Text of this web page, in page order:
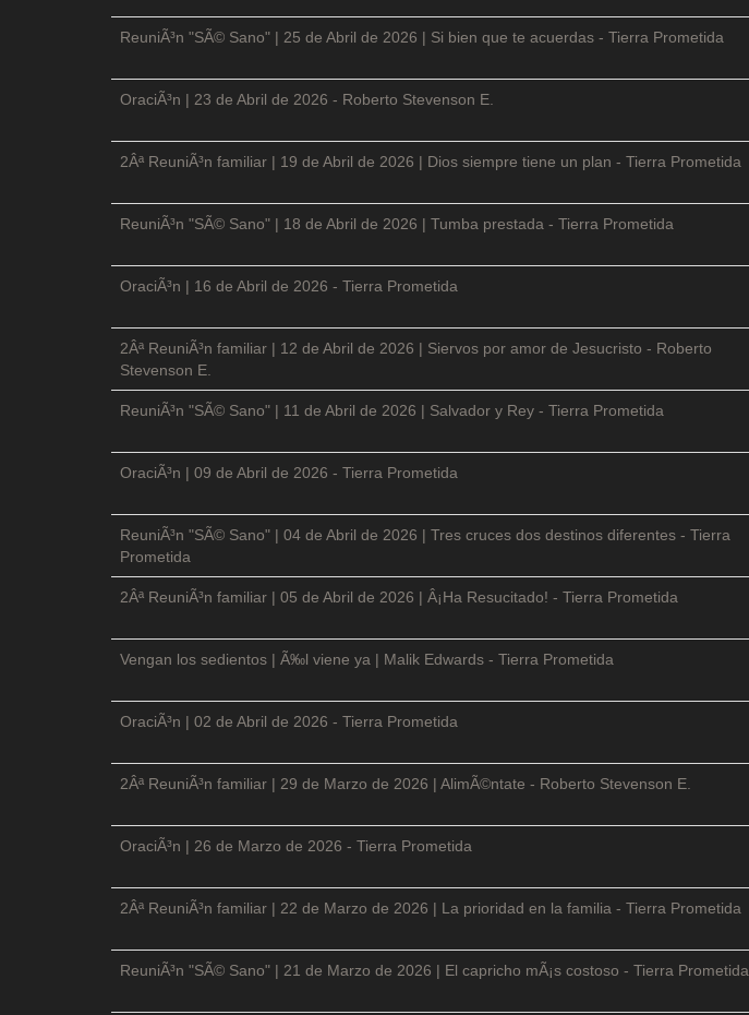
ReuniÃ³n "SÃ© Sano" | 25 de Abril de 2026 | Si bien que te acuerdas - Tierra Prometida
OraciÃ³n | 23 de Abril de 2026 - Roberto Stevenson E.
2Âª ReuniÃ³n familiar | 19 de Abril de 2026 | Dios siempre tiene un plan - Tierra Prometida
ReuniÃ³n "SÃ© Sano" | 18 de Abril de 2026 | Tumba prestada - Tierra Prometida
OraciÃ³n | 16 de Abril de 2026 - Tierra Prometida
2Âª ReuniÃ³n familiar | 12 de Abril de 2026 | Siervos por amor de Jesucristo - Roberto
Stevenson E.
ReuniÃ³n "SÃ© Sano" | 11 de Abril de 2026 | Salvador y Rey - Tierra Prometida
OraciÃ³n | 09 de Abril de 2026 - Tierra Prometida
ReuniÃ³n "SÃ© Sano" | 04 de Abril de 2026 | Tres cruces dos destinos diferentes - Tierra
Prometida
2Âª ReuniÃ³n familiar | 05 de Abril de 2026 | Â¡Ha Resucitado! - Tierra Prometida
Vengan los sedientos | Ã‰l viene ya | Malik Edwards - Tierra Prometida
OraciÃ³n | 02 de Abril de 2026 - Tierra Prometida
2Âª ReuniÃ³n familiar | 29 de Marzo de 2026 | AlimÃ©ntate - Roberto Stevenson E.
OraciÃ³n | 26 de Marzo de 2026 - Tierra Prometida
2Âª ReuniÃ³n familiar | 22 de Marzo de 2026 | La prioridad en la familia - Tierra Prometida
ReuniÃ³n "SÃ© Sano" | 21 de Marzo de 2026 | El capricho mÃ¡s costoso - Tierra Prometida